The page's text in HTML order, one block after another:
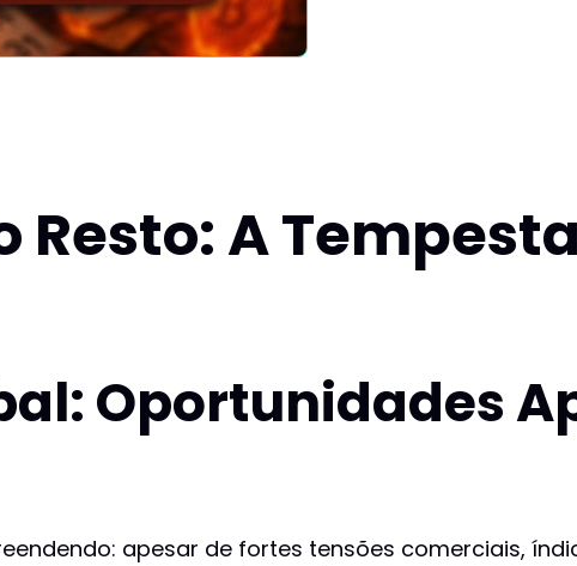
Resto: A
Oportunidades
apesar de fortes tensões comerciais,